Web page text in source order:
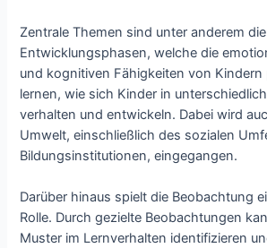
Zentrale Themen sind unter anderem
Entwicklungsphasen, welche die
und kognitiven Fähigkeiten von Kindern
lernen, wie sich Kinder in
verhalten und entwickeln. Dabei wird
Umwelt, einschließlich des sozialen
Bildungsinstitutionen, eingegangen.
Darüber hinaus spielt die Beobachtung
Rolle. Durch gezielte Beobachtungen
Muster im Lernverhalten identifizieren